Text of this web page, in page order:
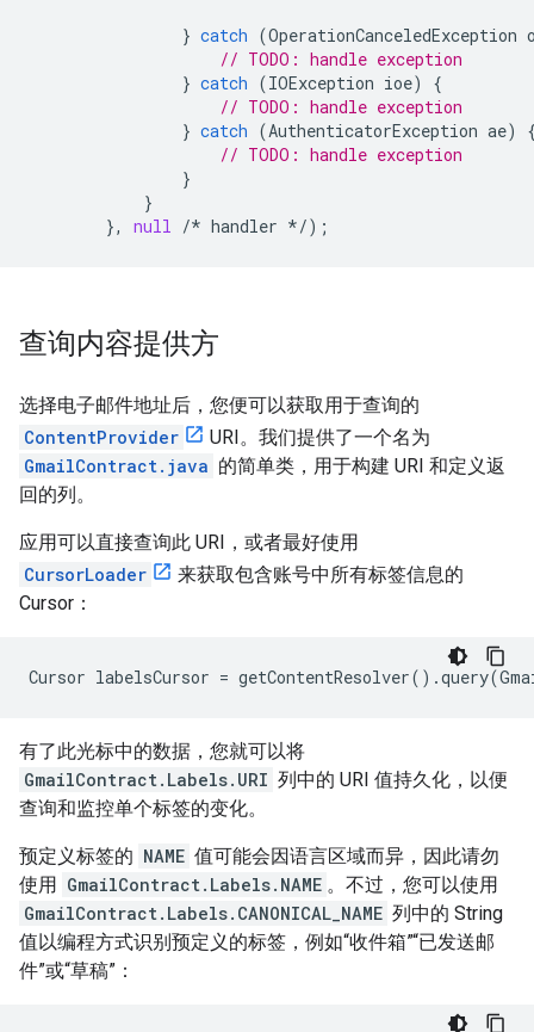
} catch (OperationCanceledException
// TODO: handle exception
} catch (IOException ioe)
{
// TODO: handle exception
} catch (AuthenticatorException ae)
// TODO: handle exception
}
}
},
null /* handler */);
查询内容提供方
选择电子邮件地址后，您便可以获取用于查询的
ContentProvider
URI。我们提供了一个名为
GmailContract.java 的简单类，用于构建 URI 和定义返
回的列。
应用可以直接查询此 URI，或者最好使用
CursorLoader
来获取包含账号中所有标签信息的
Cursor：
有了此光标中的数据，您就可以将
GmailContract.Labels.URI 列中的 URI 值持久化，以便
查询和监控单个标签的变化。
预定义标签的 NAME 值可能会因语言区域而异，因此请勿
使用 GmailContract.Labels.NAME 。不过，您可以使用
GmailContract.Labels.CANONICAL_NAME 列中的 String
值以编程方式识别预定义的标签，例如“收件箱”“已发送邮
件”或“草稿”：